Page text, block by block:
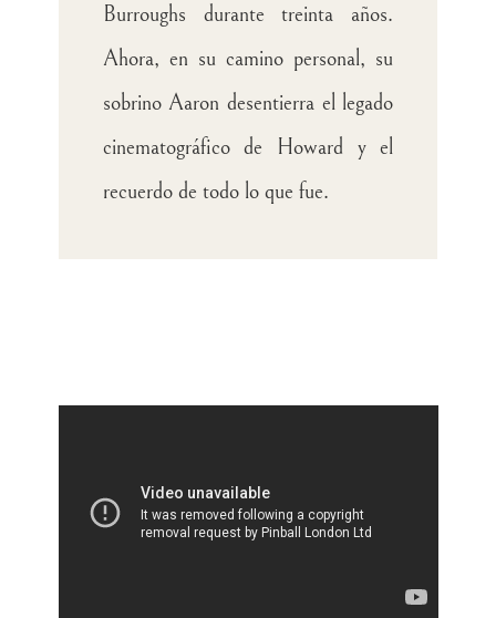
Burroughs durante treinta años.
Ahora, en su camino personal, su
sobrino Aaron desentierra el legado
cinematográfico de Howard y el
recuerdo de todo lo que fue.